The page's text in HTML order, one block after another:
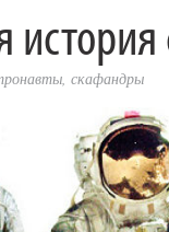
, скафандры